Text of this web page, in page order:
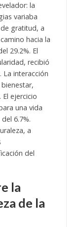
la
variaba
gratitud, a
hacia la
29.2%. El
recibió
La interacción
El ejercicio
una vida
6.7%.
a
del
la
de la